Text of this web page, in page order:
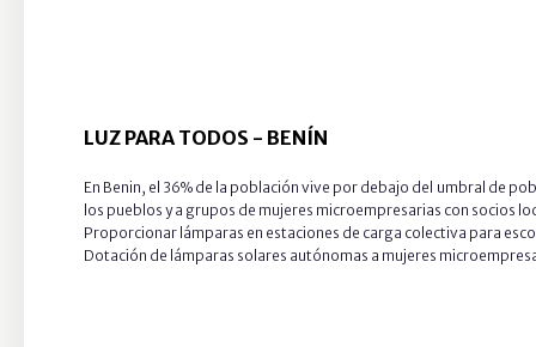
LUZ PARA TODOS - BENÍN
En Benin, el 36% de la población vive por debajo del umbral de
los pueblos y a grupos de mujeres microempresarias con socios
Proporcionar lámparas en estaciones de carga colectiva para
Dotación de lámparas solares autónomas a mujeres